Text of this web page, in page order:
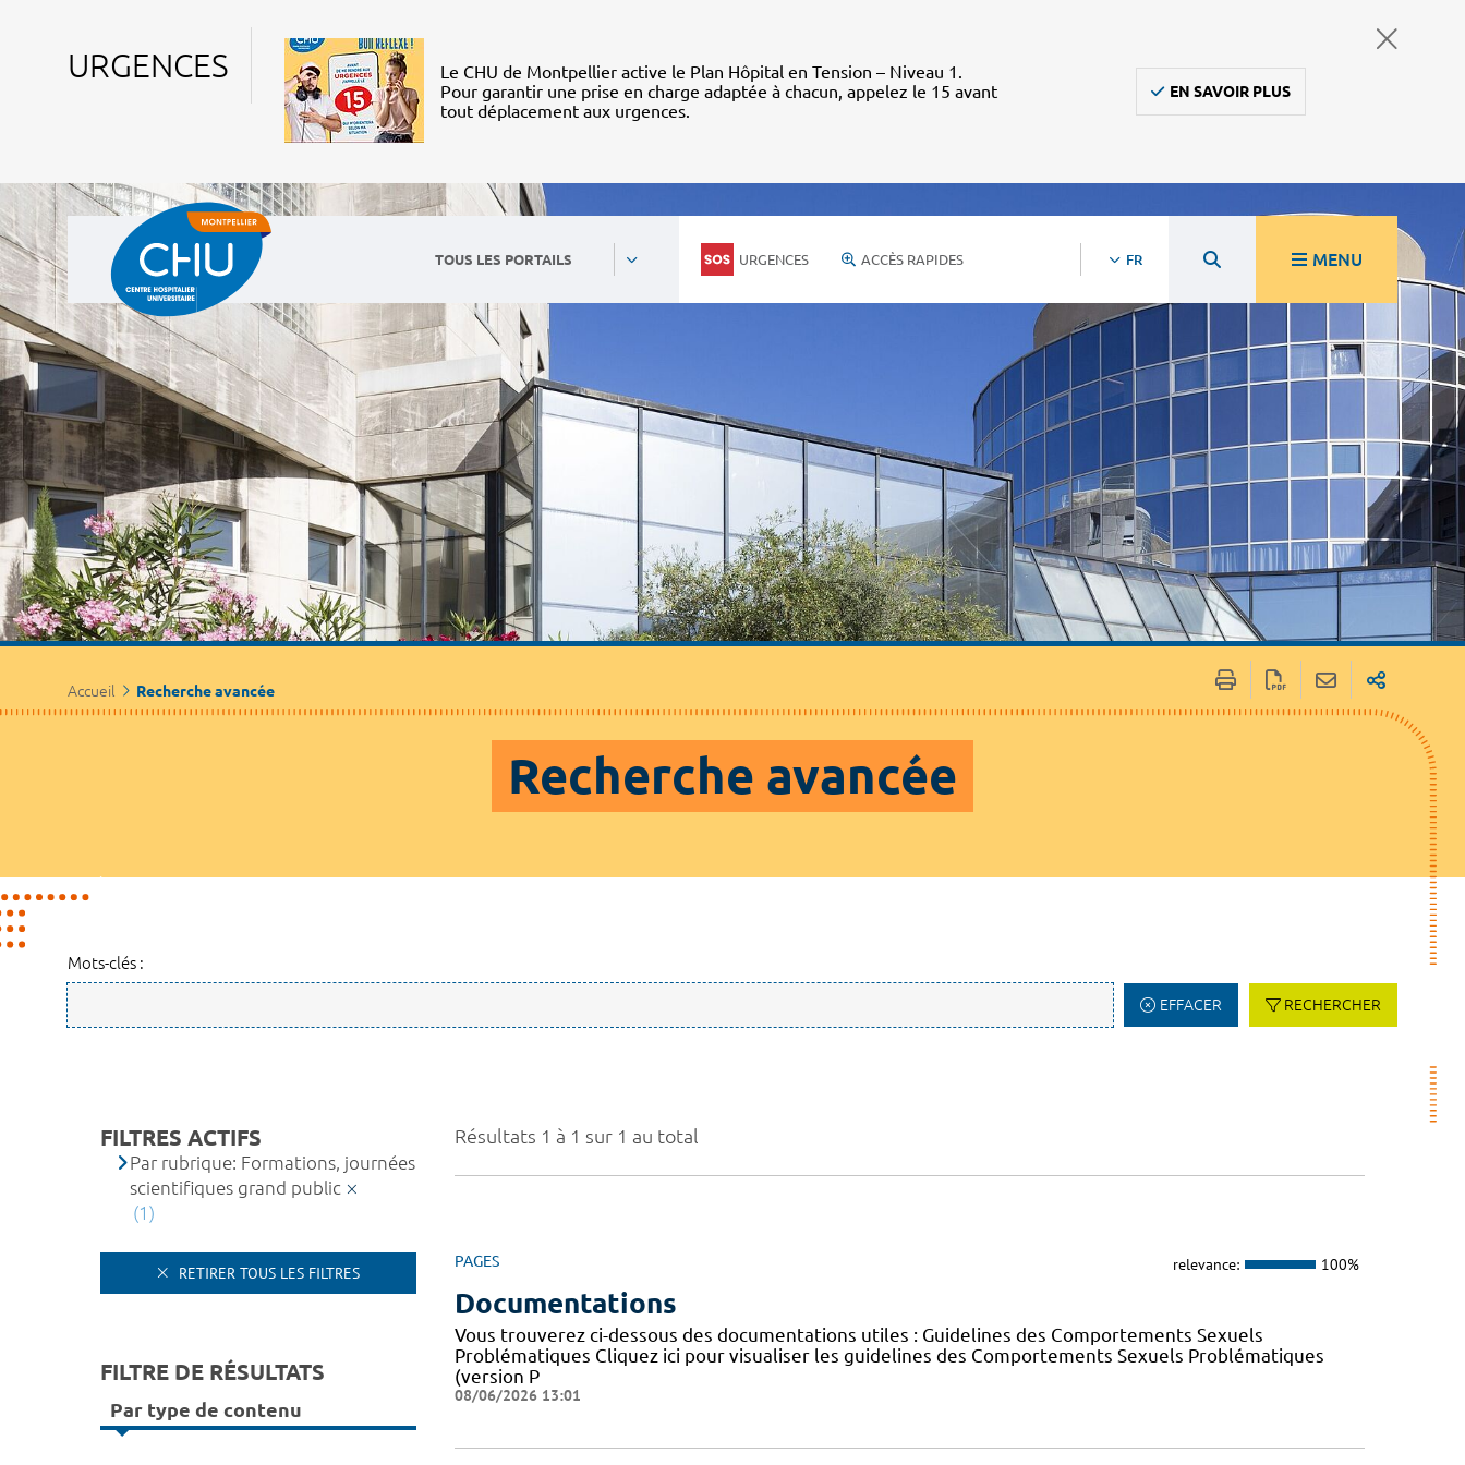
URGENCES
Le CHU de Montpellier active le Plan Hôpital en Tension – Niveau 1.
Pour garantir une prise en charge adaptée à chacun, appelez le 15 avant
tout déplacement aux urgences.
EN SAVOIR PLUS
TOUS LES PORTAILS URGENCES ACCÈS RAPIDES FR MENU
Accueil Recherche avancée
Recherche avancée
Mots-clés :
EFFACER RECHERCHER
Résultats 1 à 1 sur 1 au total
PAGES relevance: 100%
Documentations
Vous trouverez ci-dessous des documentations utiles : Guidelines des Comportements Sexuels
Problématiques Cliquez ici pour visualiser les guidelines des Comportements Sexuels Problématiques
(version P
08/06/2026 13:01
FILTRES ACTIFS
Par rubrique: Formations, journées
scientifiques grand public
(1)
RETIRER TOUS LES FILTRES
FILTRE DE RÉSULTATS
Par type de contenu